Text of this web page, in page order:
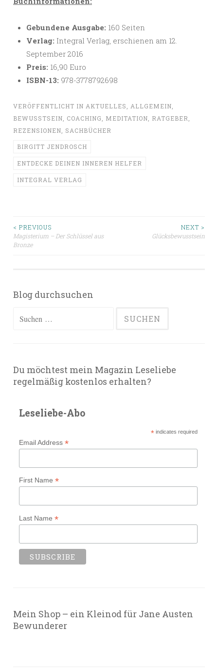
Gebundene Ausgabe: 160 Seiten
Verlag: Integral Verlag, erschienen am 12.
September 2016
Preis: 16,90 Euro
ISBN-13: 978-3778792698
VERÖFFENTLICHT IN AKTUELLES ALLGEMEIN
BEWUSSTSEIN
COACHING MEDITATION RATGEBER
REZENSIONEN
SACHBÜCHER
BIRGITT JENDROSCH
ENTDECKE DEINEN INNEREN HELFER
INTEGRAL VERLAG
Beitragsnavigation
< PREVIOUS
Magisterium – Der Schlüssel aus
Bronze
NEXT >
Glücksbewusstsein
Blog durchsuchen
Suchen
Du möchtest mein Magazin Leseliebe
regelmäßig kostenlos erhalten?
Leseliebe-Abo
*indicates required
Email Address *
First Name *
Last Name *
Mein Shop – ein Kleinod für Jane Austen
Bewunderer